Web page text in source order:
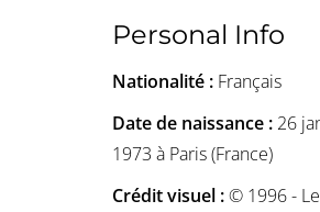
Personal Info
Nationalité : Français
Date de naissance : 26
1973 à Paris (France)
Crédit visuel :© 1996 -